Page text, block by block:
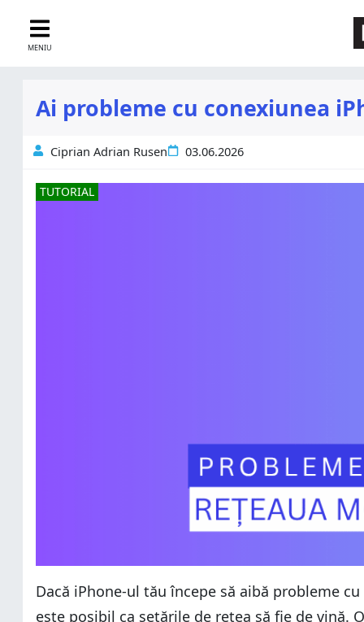
MENIU
Ai probleme cu conexiunea
Ciprian Adrian Rusen 03.06.2026
TUTORIAL
Dacă iPhone‑ul tău începe să aibă probleme
este posibil ca setările de rețea să fie de vină.